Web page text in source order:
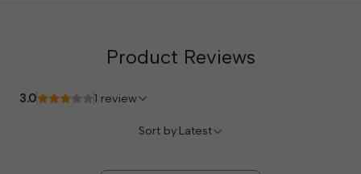
Product Reviews
3.0 1 review
Sort by:Latest